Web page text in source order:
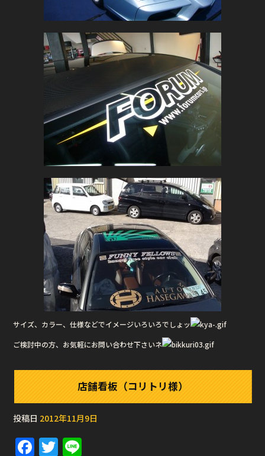
サイズ、カラー、仕様などでイメージいろいろでしょッ
ご検討中の方、お気軽にお問い合わせ下さいネ
店舗看板（コリトリ様）
投稿日 2012年11月9日
F T